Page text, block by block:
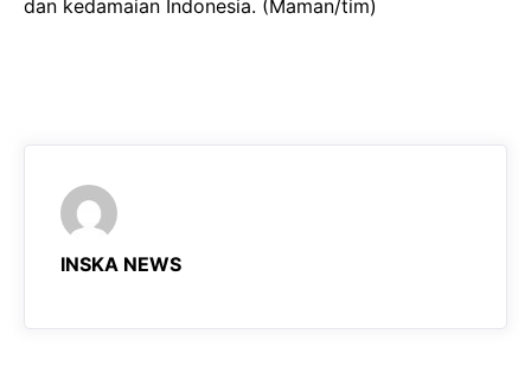
dan kedamaian Indonesia. (Maman/tim)
INSKA NEWS